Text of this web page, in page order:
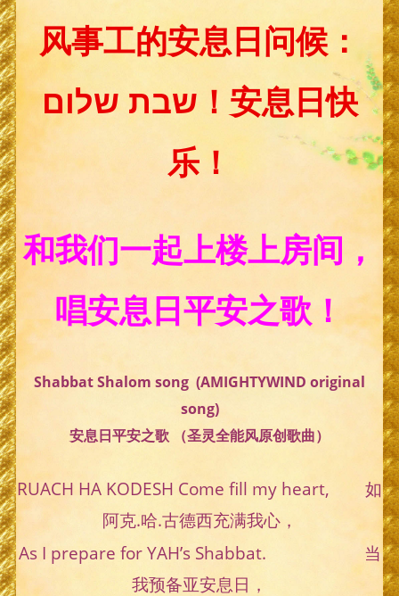
风事工的安息日问候：
שבת שלום！安息日快
乐！
和我们一起上楼上房间，
唱安息日平安之歌！
Shabbat Shalom song (AMIGHTYWIND original
song)
安息日平安之歌 （圣灵全能风原创歌曲）
RUACH HA KODESH Come fill my heart, 如
阿克.哈.古德西充满我心，
As I prepare for YAH’s Shabbat. 当
我预备亚安息日，